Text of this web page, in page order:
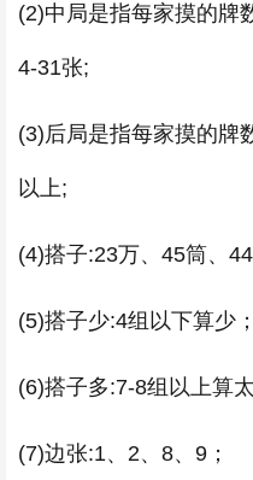
(2)中局是指每家摸的牌
4-31张;
(3)后局是指每家摸的牌
以上;
(4)搭子:23万、45筒、
(5)搭子少:4组以下算少；
(6)搭子多:7-8组以上算太
(7)边张:1、2、8、9；